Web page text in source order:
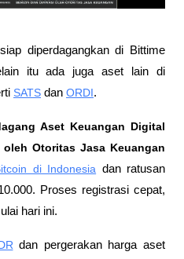
diperdagangkan di Bittime
itu ada juga aset lain di
SATS dan ORDI.
Aset Keuangan Digital
Otoritas Jasa Keuangan
di Indonesia dan ratusan
Proses registrasi cepat,
hari ini.
dan pergerakan harga aset